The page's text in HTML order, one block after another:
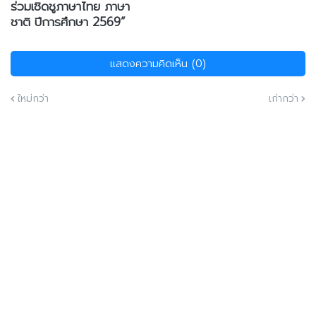
ร่วมเชิดชูภาษาไทย ภาษา
ชาติ ปีการศึกษา 2569”
แสดงความคิดเห็น (0)
ใหม่กว่า เก่ากว่า